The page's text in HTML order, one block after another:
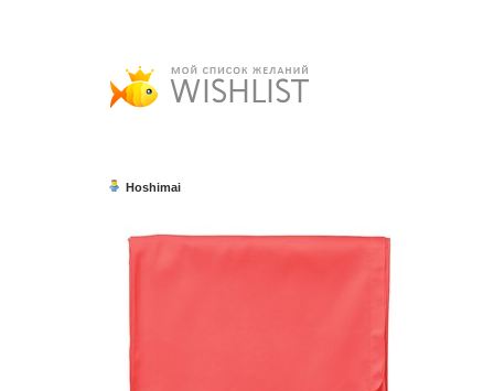
Hoshimai